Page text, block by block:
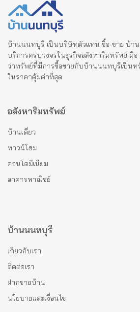
บ้านนนทบุรี เป็นบริษัทตัวแทน ซื้อ-ขาย บ้าน
บริการครบวงจรในธุรกิจอสังหาริมทรัพย์ มื
ว่าทรัพย์ที่มีการซื้อขายกับบ้านนนทบุรีเป็น
ในราคาคุ้มค่าที่สุด
อสังหาริมทรัพย์
บ้านเดี่ยว
ทาวน์โฮม
คอนโดมีเนียม
อาคารพาณิชย์
บ้านนนทบุรี
เกี่ยวกับเรา
ติดต่อเรา
ฝากขายบ้าน
นโยบายและเงื่อนไข